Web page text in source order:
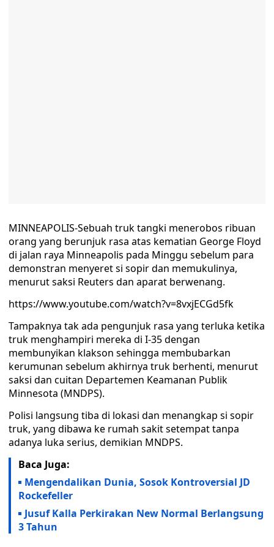
MINNEAPOLIS-Sebuah truk tangki menerobos ribuan
orang yang berunjuk rasa atas kematian George Floyd
di jalan raya Minneapolis pada Minggu sebelum para
demonstran menyeret si sopir dan memukulinya,
menurut saksi Reuters dan aparat berwenang.
https://www.youtube.com/watch?v=8vxjECGd5fk
Tampaknya tak ada pengunjuk rasa yang terluka ketika
truk menghampiri mereka di I-35 dengan
membunyikan klakson sehingga membubarkan
kerumunan sebelum akhirnya truk berhenti, menurut
saksi dan cuitan Departemen Keamanan Publik
Minnesota (MNDPS).
Polisi langsung tiba di lokasi dan menangkap si sopir
truk, yang dibawa ke rumah sakit setempat tanpa
adanya luka serius, demikian MNDPS.
Baca Juga:
Mengendalikan Dunia, Sosok Kontroversial JD
Rockefeller
Jusuf Kalla Perkirakan New Normal Berlangsung
3 Tahun